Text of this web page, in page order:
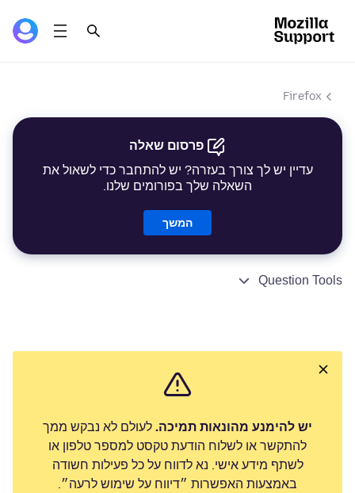
Firefox
פרסום שאלה
עדיין יש לך צורך בעזרה? יש להתחבר כדי לשאול את
השאלה שלך בפורומים שלנו.
המשך
Question Tools
יש להימנע מהונאות תמיכה. לעולם לא נבקש ממך
להתקשר או לשלוח הודעת טקסט למספר טלפון או
לשתף מידע אישי. נא לדווח על כל פעילות חשודה
באמצעות האפשרות ״דיווח על שימוש לרעה״.